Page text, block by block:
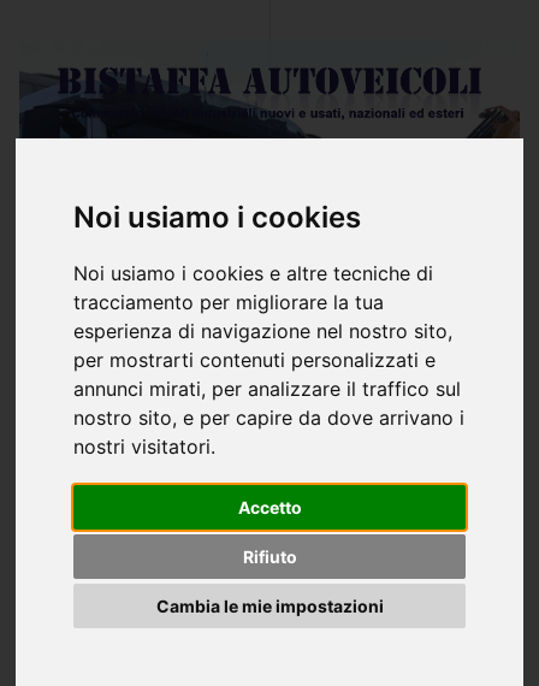
Noi usiamo i cookies
Noi usiamo i cookies e altre tecniche di
tracciamento per migliorare la tua
esperienza di navigazione nel nostro sito,
per mostrarti contenuti personalizzati e
annunci mirati, per analizzare il traffico sul
nostro sito, e per capire da dove arrivano i
nostri visitatori.
Accetto
Rifiuto
Cambia le mie impostazioni